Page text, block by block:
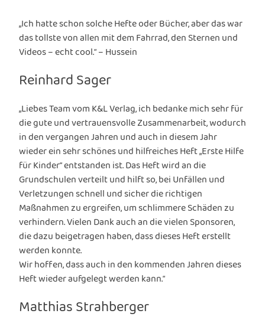
„Ich hatte schon solche Hefte oder Bücher, aber das war
das tollste von allen mit dem Fahrrad, den Sternen und
Videos – echt cool.“ – Hussein
Reinhard Sager
„Liebes Team vom K&L Verlag, ich bedanke mich sehr für
die gute und vertrauensvolle Zusammenarbeit, wodurch
in den vergangen Jahren und auch in diesem Jahr
wieder ein sehr schönes und hilfreiches Heft „Erste Hilfe
für Kinder“ entstanden ist. Das Heft wird an die
Grundschulen verteilt und hilft so, bei Unfällen und
Verletzungen schnell und sicher die richtigen
Maßnahmen zu ergreifen, um schlimmere Schäden zu
verhindern. Vielen Dank auch an die vielen Sponsoren,
die dazu beigetragen haben, dass dieses Heft erstellt
werden konnte.
Wir hoffen, dass auch in den kommenden Jahren dieses
Heft wieder aufgelegt werden kann.“
Matthias Strahberger